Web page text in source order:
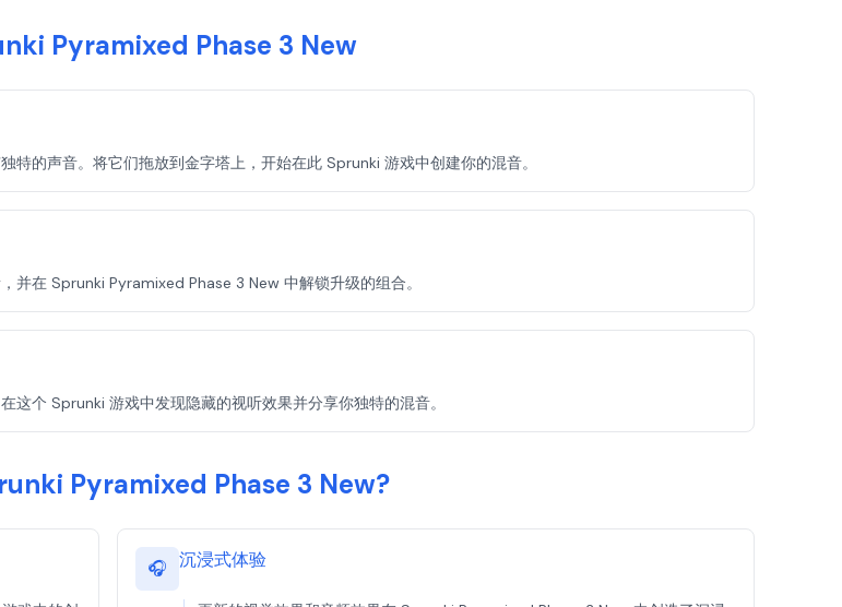
Pyramixed Phase 3 New
的声音。将它们拖放到金字塔上，开始在此 Sprunki 游戏中创建你的混音。
并在 Sprunki Pyramixed Phase 3 New 中解锁升级的组合。
个 Sprunki 游戏中发现隐藏的视听效果并分享你独特的混音。
Pyramixed Phase 3 New?
🎧 沉浸式体验